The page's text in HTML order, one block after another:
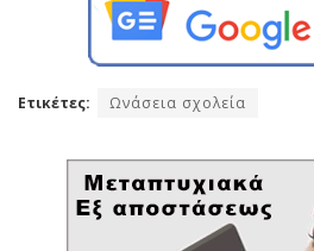
Ετικέτες: Ωνάσεια σχολεία